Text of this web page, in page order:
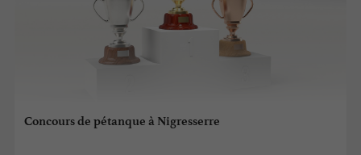
Concours de pétanque à Nigresserre